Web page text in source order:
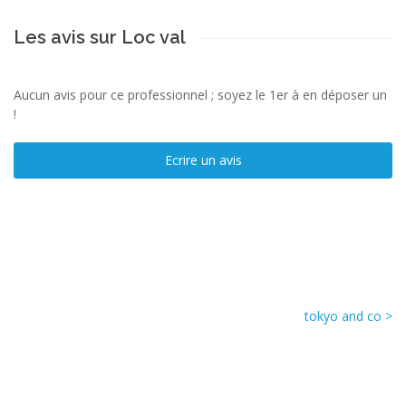
Les avis sur Loc val
Aucun avis pour ce professionnel ; soyez le 1er à en déposer un
!
Ecrire un avis
tokyo and co >